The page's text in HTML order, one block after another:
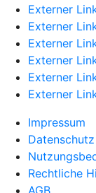
Externer
Externer
Externer
Externer
Externer
Externer
Impressum
Datenschutz
Rechtliche
AGB